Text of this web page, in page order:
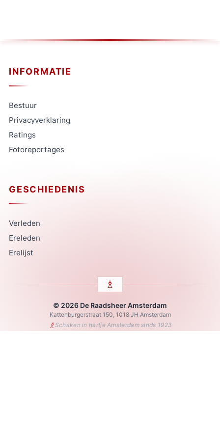
INFORMATIE
Bestuur
Privacyverklaring
Ratings
Fotoreportages
GESCHIEDENIS
Verleden
Ereleden
Erelijst
© 2026 De Raadsheer Amsterdam
Kattenburgerstraat 150, 1018 JH Amsterdam
♗Schaken in hartje Amsterdam sinds 1923